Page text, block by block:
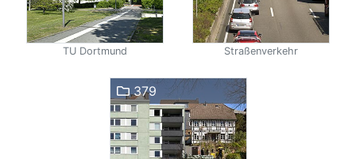
TU Dortmund Straßenverkehr
379